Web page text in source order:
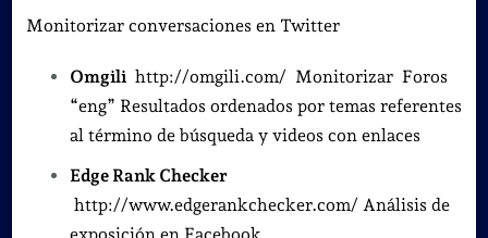
Monitorizar conversaciones en Twitter
Omgilihttp://omgili.com/ Monitorizar Foros
“eng” Resultados ordenados por temas referentes
al término de búsqueda y videos con enlaces
Edge Rank Checker
http://www.edgerankchecker.com/ Análisis de